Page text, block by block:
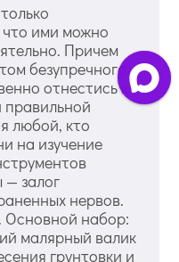
ими можно
Причем
безупречного
отнестись к
правильной
любой, кто
на изучение
залог
нервов.
Основной набор:
малярный валик
грунтовки и